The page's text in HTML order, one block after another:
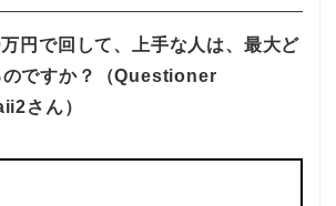
万円で回して、上手な人は、最大ど
のですか？（Questioner
さん）